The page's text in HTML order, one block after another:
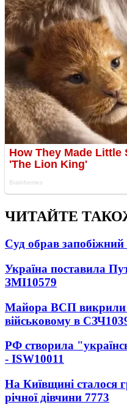
ЧИТАЙТЕ
Суд обрав запобіжний
Україна поставила
ЗМІ10579
Майора ВСП викрили
військовому в СЗЧ
РФ створила
- ISW10011
На Київщині сталося
річної дівчини 7773